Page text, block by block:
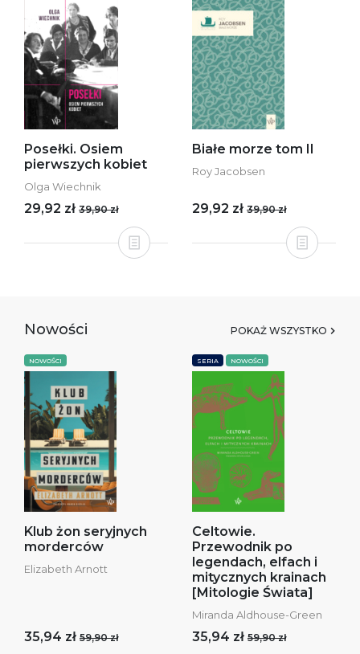
Posełki. Osiem
pierwszych kobiet
Olga Wiechnik
29,92 zł 39,90 zł
Białe morze tom II
Roy Jacobsen
29,92 zł 39,90 zł
Nowości POKAŻ WSZYSTKO
NOWOŚCI
Klub żon seryjnych
morderców
Elizabeth Arnott
35,94 zł 59,90 zł
SERIA NOWOŚCI
Celtowie.
Przewodnik po
legendach, elfach i
mitycznych krainach
[Mitologie Świata]
Miranda Aldhouse-Green
35,94 zł 59,90 zł